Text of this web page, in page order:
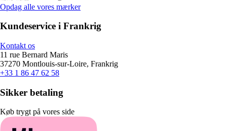
Opdag alle vores mærker
Kundeservice i Frankrig
Kontakt os
11 rue Bernard Maris
37270 Montlouis-sur-Loire, Frankrig
+33 1 86 47 62 58
Sikker betaling
Køb trygt på vores side